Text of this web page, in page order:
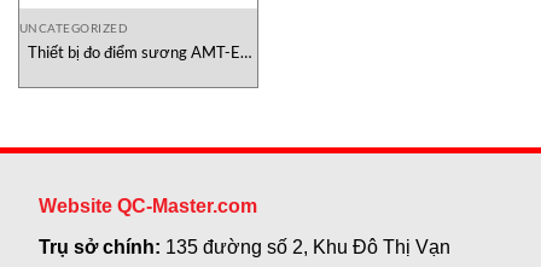
UNCATEGORIZED
Thiết bị đo điểm sương AMT-Ex
Website QC-Master.com
Trụ sở chính: 135 đường số 2, Khu Đô Thị Vạn